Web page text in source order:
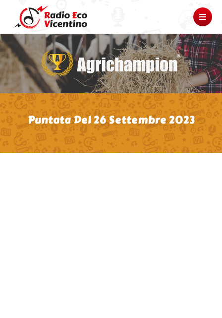
Puntata Del 26 Settembre 2023